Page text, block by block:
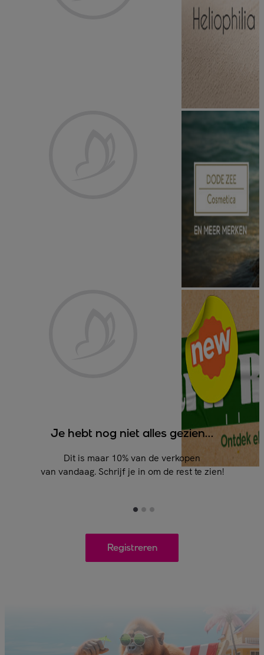
Je hebt nog niet alles gezien...
Dit is maar 10% van de verkopen
van vandaag. Schrijf je in om de rest te zien!
Registreren